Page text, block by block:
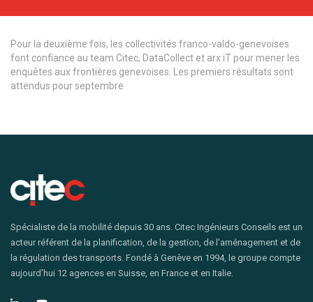
Pour la deuxième fois, les collectivités franco-valdo-genevoises
font confiance au team Citec, DataCollect et arx iT pour mener les
enquêtes aux frontières genevoises. Les premiers résultats sont
attendus pour septembre
Spécialiste de la mobilité depuis 30 ans. Citec Ingénieurs Conseils est un
acteur référent de la planification, de la gestion, de l’aménagement et de
la régulation des transports. Fondé à Genève en 1994, le groupe compte
aujourd’hui 12 agences en Suisse, en France et en Italie.